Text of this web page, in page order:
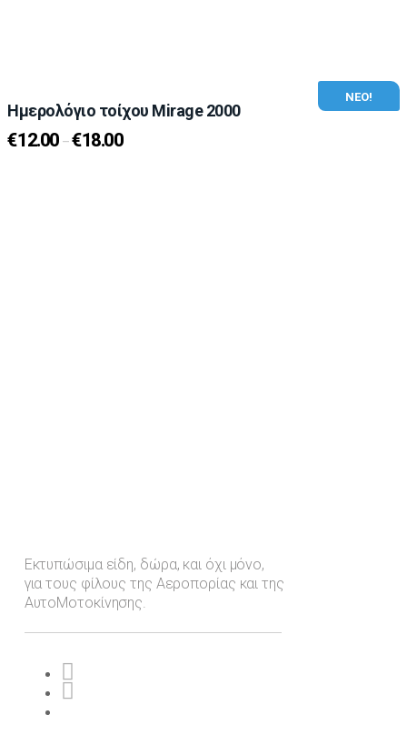
ΝΕΟ!
Ημερολόγιο τοίχου Mirage 2000
€12.00–€18.00
Εκτυπώσιμα είδη, δώρα, και όχι μόνο,
για τους φίλους της Αεροπορίας και της
ΑυτοΜοτοκίνησης.